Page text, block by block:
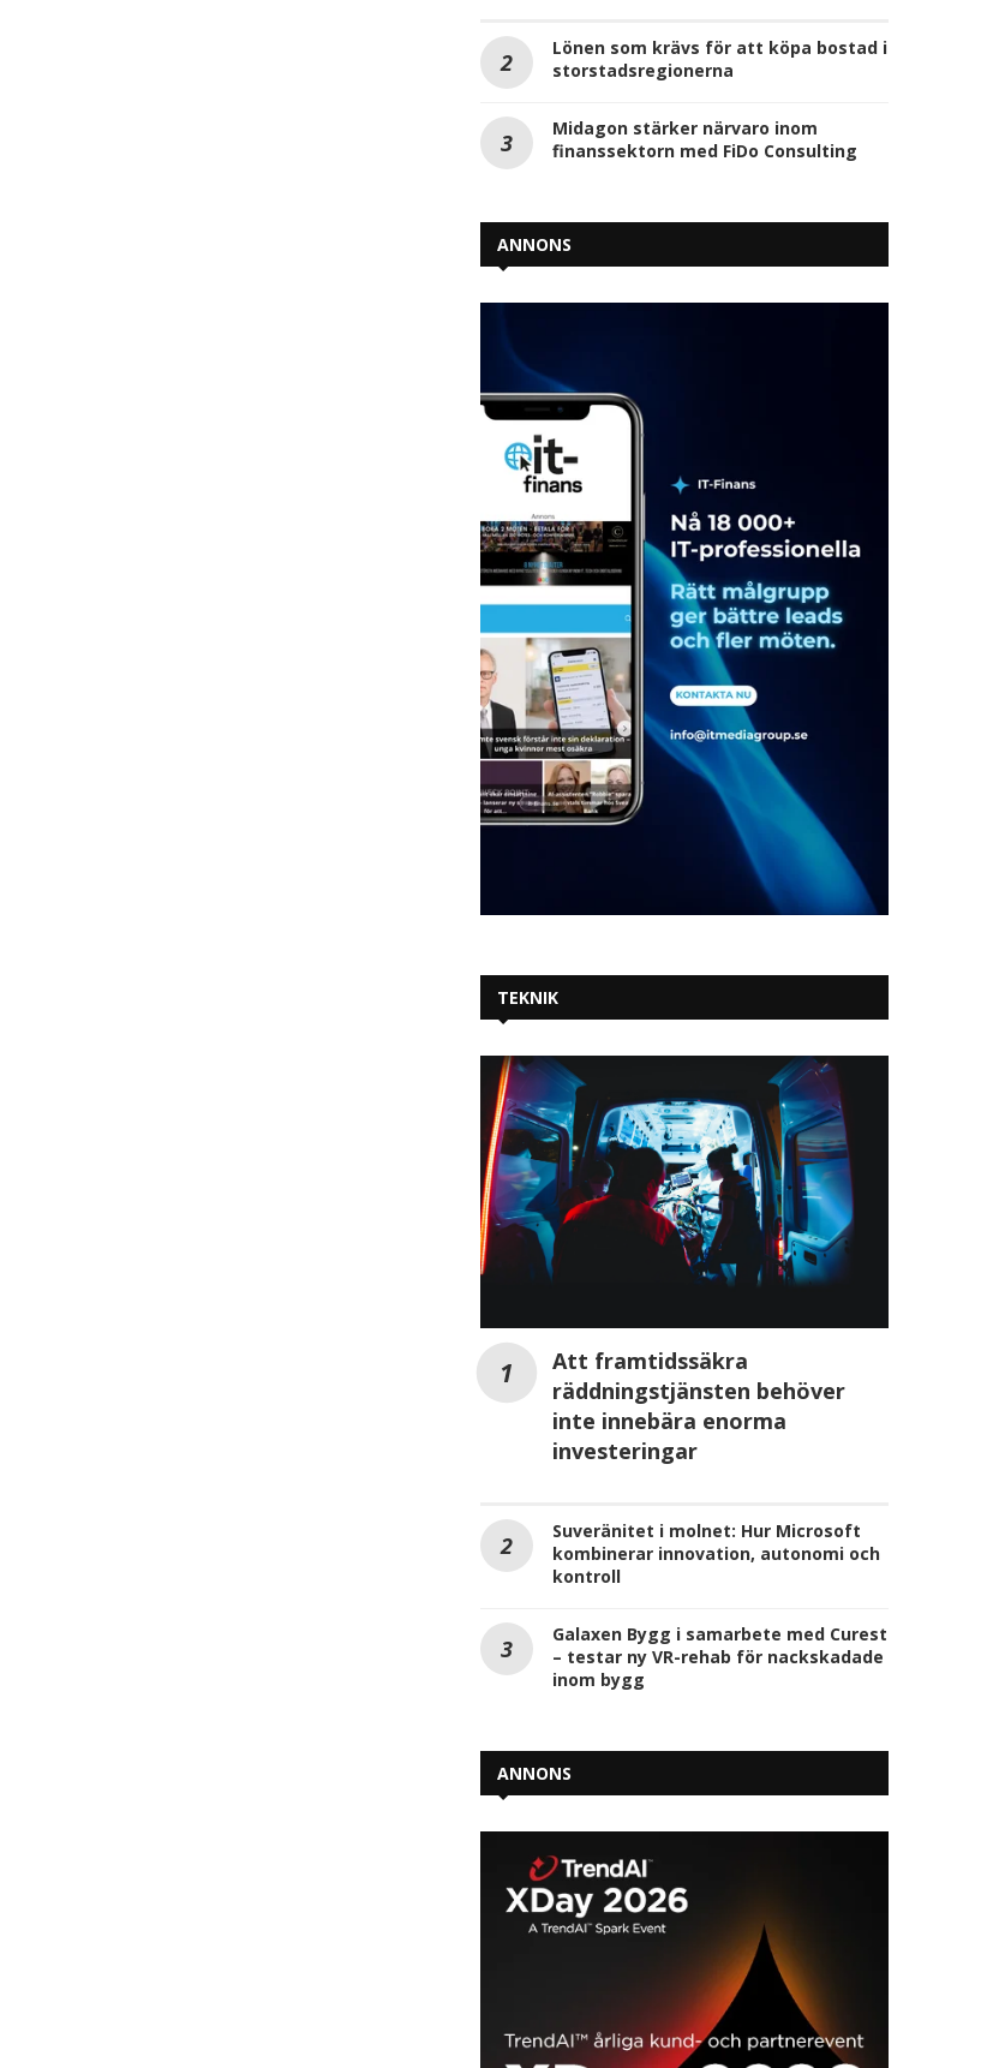
Lönen som krävs för att köpa bostad i
storstadsregionerna
Midagon stärker närvaro inom
finanssektorn med FiDo Consulting
ANNONS
TEKNIK
Att framtidssäkra
räddningstjänsten behöver
inte innebära enorma
investeringar
Suveränitet i molnet: Hur Microsoft
kombinerar innovation, autonomi och
kontroll
Galaxen Bygg i samarbete med Curest
– testar ny VR-rehab för nackskadade
inom bygg
ANNONS